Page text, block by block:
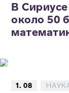
В
около 50
1. 08